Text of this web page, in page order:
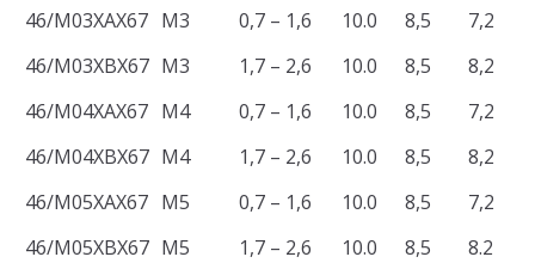
PRODUKT
ZÁVIT
HRÚBKA
A
– 0,0
B
C
46/M03XAX67 M3 0,7 – 1,6 10.0 8,5 7,2
46/M03XBX67 M3 1,7 – 2,6 10.0 8,5 8,2
46/M04XAX67 M4 0,7 – 1,6 10.0 8,5 7,2
46/M04XBX67 M4 1,7 – 2,6 10.0 8,5 8,2
46/M05XAX67 M5 0,7 – 1,6 10.0 8,5 7,2
46/M05XBX67 M5 1,7 – 2,6 10.0 8,5 8.2